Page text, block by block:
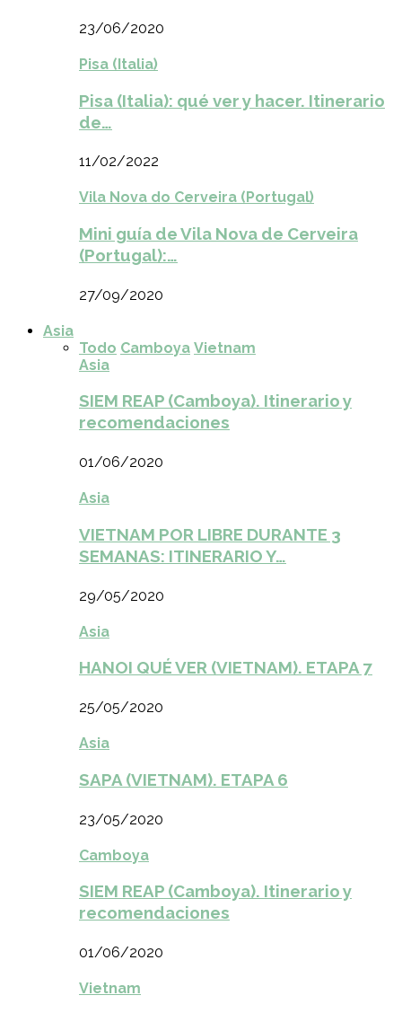
23/06/2020
Pisa (Italia)
Pisa (Italia): qué ver y hacer. Itinerario
de…
11/02/2022
Vila Nova do Cerveira (Portugal)
Mini guía de Vila Nova de Cerveira
(Portugal):…
27/09/2020
Asia
Todo Camboya Vietnam
Asia
SIEM REAP (Camboya). Itinerario y
recomendaciones
01/06/2020
Asia
VIETNAM POR LIBRE DURANTE 3
SEMANAS: ITINERARIO Y…
29/05/2020
Asia
HANOI QUÉ VER (VIETNAM). ETAPA 7
25/05/2020
Asia
SAPA (VIETNAM). ETAPA 6
23/05/2020
Camboya
SIEM REAP (Camboya). Itinerario y
recomendaciones
01/06/2020
Vietnam